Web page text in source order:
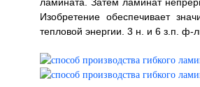
Изобретение обеспечивает
тепловой энергии. 3 н. и 6 з.п. ф-